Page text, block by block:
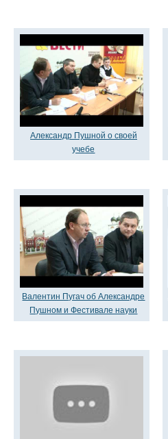
Александр Пушной о своей
учебе
Валентин Пугач об Александре
Пушном и Фестивале науки